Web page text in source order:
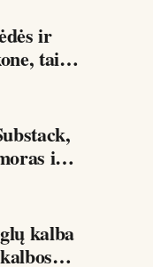
tai…
ir
kalba
geros anglų kalbos…